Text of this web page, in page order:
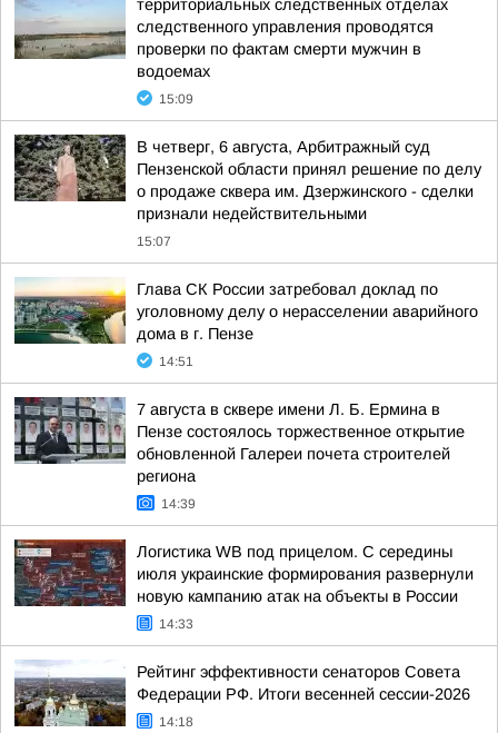
территориальных следственных отделах
следственного управления проводятся
проверки по фактам смерти мужчин в
водоемах
15:09
В четверг, 6 августа, Арбитражный суд
Пензенской области принял решение по делу
о продаже сквера им. Дзержинского - сделки
признали недействительными
15:07
Глава СК России затребовал доклад по
уголовному делу о нерасселении аварийного
дома в г. Пензе
14:51
7 августа в сквере имени Л. Б. Ермина в
Пензе состоялось торжественное открытие
обновленной Галереи почета строителей
региона
14:39
Логистика WB под прицелом. С середины
июля украинские формирования развернули
новую кампанию атак на объекты в России
14:33
Рейтинг эффективности сенаторов Совета
Федерации РФ. Итоги весенней сессии-2026
14:18